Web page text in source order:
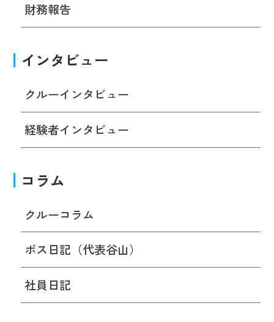
財務報告
インタビュー
クルーインタビュー
経験者インタビュー
コラム
クルーコラム
ボス日記（代表谷山）
社員日記